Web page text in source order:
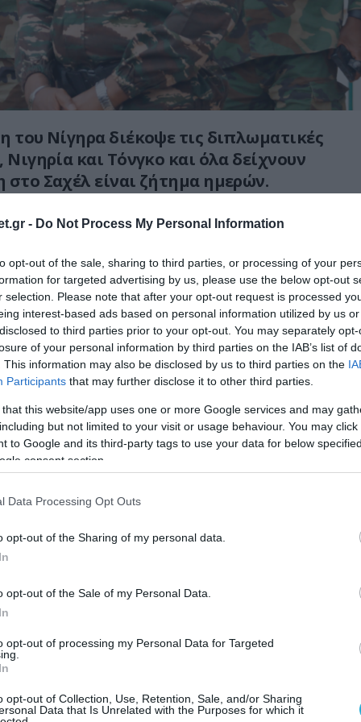
- Do Not Process My Personal Information
opt-out of the sale, sharing to third parties, or processing of your
for targeted advertising by us, please use the below opt-out
selection. Please note that after your opt-out request is processed
interest-based ads based on personal information utilized by us
to third parties prior to your opt-out. You may separately
of your personal information by third parties on the IAB’s list of
This information may also be disclosed by us to third parties on the
Participants that may further disclose it to other third parties.
that this website/app uses one or more Google services and may
but not limited to your visit or usage behaviour. You may
to Google and its third-party tags to use your data for below
consent section.
Data Processing Opt Outs
opt-out of the Sharing of my personal data.
opt-out of the Sale of my Personal Data.
opt-out of processing my Personal Data for Targeted
opt-out of Collection, Use, Retention, Sale, and/or Sharing
Data that Is Unrelated with the Purposes for which it
του Νίγηρα διέκοψε τις διπλωματικές
και Τόνγκο και όλα δείχνουν
Σαχέλ είναι ζήτημα ημερών.
τις ΗΠΑ, αυτό σημαίνει πως θα
χώρα στα πλαίσια της επιχείρησης
οποία διεξάγεται κατά των
ομάδων από το 2013 μέχρι και σήμερα.
κατά του Νίγηρα και του
του στρατηγούΑμπντουραχμάν
βέβαιη.
Γαλλία θέλουν να πραγματοποιηθεί από τη
αφρικανικές χώρες για να μην εκτεθούν
γνώμη ως εισβολείς σε ανεξάρτητη χώρα.
Τζέιμς Κλίβερλι επισκέφτηκε τη
ότι η χώρα του θα εγκρίνει
της ECOWAS (της Νιγηρίας επί το